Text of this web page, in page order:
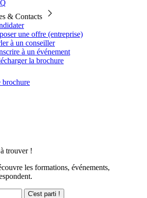
& Contacts
une offre (entreprise)
à un conseiller
à un événement
la brochure
brochure
trouver !
les formations, événements,
C'est parti !